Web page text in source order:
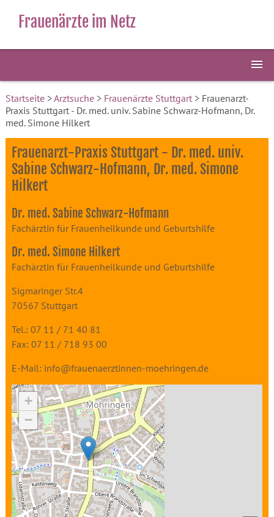
Frauenärzte im Netz
Startseite>Arztsuche> Frauenärzte Stuttgart> Frauenarzt-
Praxis Stuttgart - Dr. med. univ. Sabine Schwarz-Hofmann, Dr.
med. Simone Hilkert
Frauenarzt-Praxis Stuttgart - Dr. med. univ.
Sabine Schwarz-Hofmann, Dr. med. Simone
Hilkert
Dr. med. Sabine Schwarz-Hofmann
Fachärztin für Frauenheilkunde und Geburtshilfe
Dr. med. Simone Hilkert
Fachärztin für Frauenheilkunde und Geburtshilfe
Sigmaringer Str.4
70567 Stuttgart
Tel.: 07 11 / 71 40 81
Fax: 07 11 / 718 93 00
E-Mail: info@frauenaerztinnen-moehringen.de
+
−